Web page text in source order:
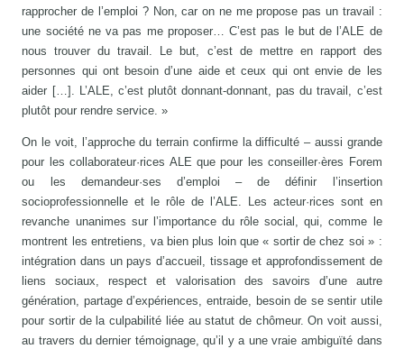
rapprocher de l’emploi ? Non, car on ne me propose pas un travail :
une société ne va pas me proposer… C’est pas le but de l’ALE de
nous trouver du travail. Le but, c’est de mettre en rapport des
personnes qui ont besoin d’une aide et ceux qui ont envie de les
aider […]. L’ALE, c’est plutôt donnant-donnant, pas du travail, c’est
plutôt pour rendre service. »
On le voit, l’approche du terrain confirme la difficulté – aussi grande
pour les collaborateur·rices ALE que pour les conseiller·ères Forem
ou les demandeur·ses d’emploi – de définir l’insertion
socioprofessionnelle et le rôle de l’ALE. Les acteur·rices sont en
revanche unanimes sur l’importance du rôle social, qui, comme le
montrent les entretiens, va bien plus loin que « sortir de chez soi » :
intégration dans un pays d’accueil, tissage et approfondissement de
liens sociaux, respect et valorisation des savoirs d’une autre
génération, partage d’expériences, entraide, besoin de se sentir utile
pour sortir de la culpabilité liée au statut de chômeur. On voit aussi,
au travers du dernier témoignage, qu’il y a une vraie ambiguïté dans